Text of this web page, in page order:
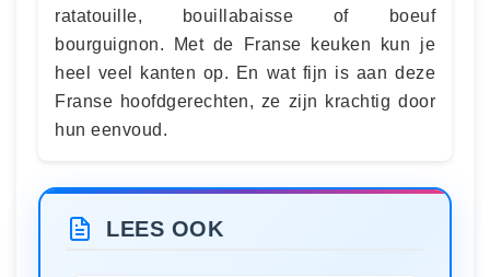
ratatouille, bouillabaisse of boeuf
bourguignon. Met de Franse keuken kun je
heel veel kanten op. En wat fijn is aan deze
Franse hoofdgerechten, ze zijn krachtig door
hun eenvoud.
LEES OOK